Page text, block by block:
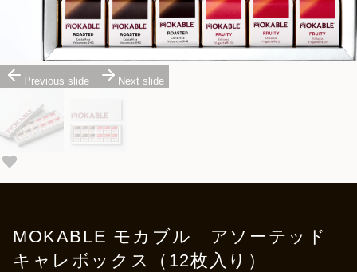
Previous slide Next slide
MOKABLE モカブル アソーテッド
キャレボックス（12枚入り）